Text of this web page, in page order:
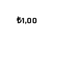
₺1,00